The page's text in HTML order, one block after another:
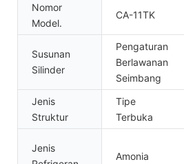
Nomor
Model.
CA-11TK
Susunan
Silinder
Pengaturan
Berlawanan
Seimbang
Jenis
Struktur
Tipe
Terbuka
Jenis
Amonia